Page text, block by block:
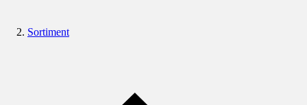
Sortiment